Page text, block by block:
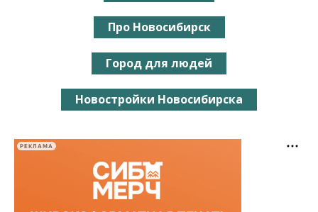
Про Новосибирск
Город для людей
Новостройки Новосибирска
РЕКЛАМА